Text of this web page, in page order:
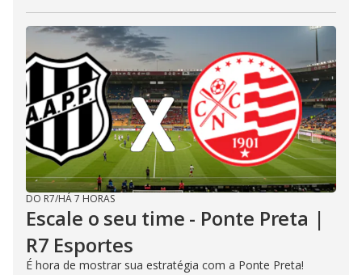
DO R7/HÁ 7 HORAS
Escale o seu time - Ponte Preta |
R7 Esportes
É hora de mostrar sua estratégia com a Ponte Preta!